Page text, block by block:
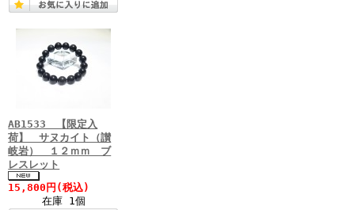
AB1533 【限定入
荷】 サヌカイト（讃
岐岩） １２ｍｍ ブ
レスレット
15,800円 (税込)
在庫 1個